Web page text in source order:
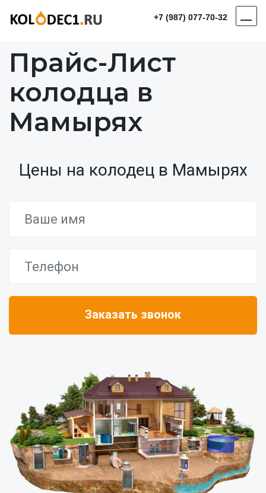
+7 (987) 077-70-32
Прайс-Лист
колодца в
Мамырях
Цены на колодец в Мамырях